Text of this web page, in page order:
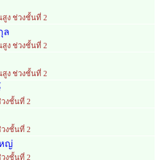
ง ช่วงชั้นที่ 2
ล
ง ช่วงชั้นที่ 2
ง ช่วงชั้นที่ 2
วงชั้นที่ 2
วงชั้นที่ 2
ญ่
วงชั้นที่ 2